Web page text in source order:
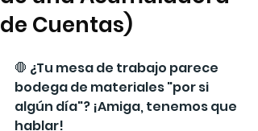
de Cuentas)
🛑 ¿Tu mesa de trabajo parece
bodega de materiales "por si
algún día"? ¡Amiga, tenemos que
hablar!